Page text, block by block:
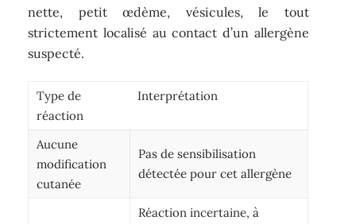
nette, petit œdème, vésicules, le tout
strictement localisé au contact d’un allergène
suspecté.
Type de
réaction
Interprétation
Aucune
modification
cutanée
Pas de sensibilisation
détectée pour cet allergène
Réaction incertaine, à